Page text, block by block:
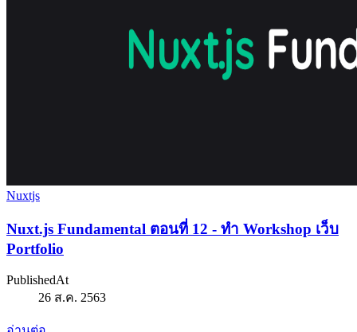
Nuxtjs
Nuxt.js Fundamental ตอนที่ 12 - ทำ Workshop เว็บ
Portfolio
PublishedAt
26 ส.ค. 2563